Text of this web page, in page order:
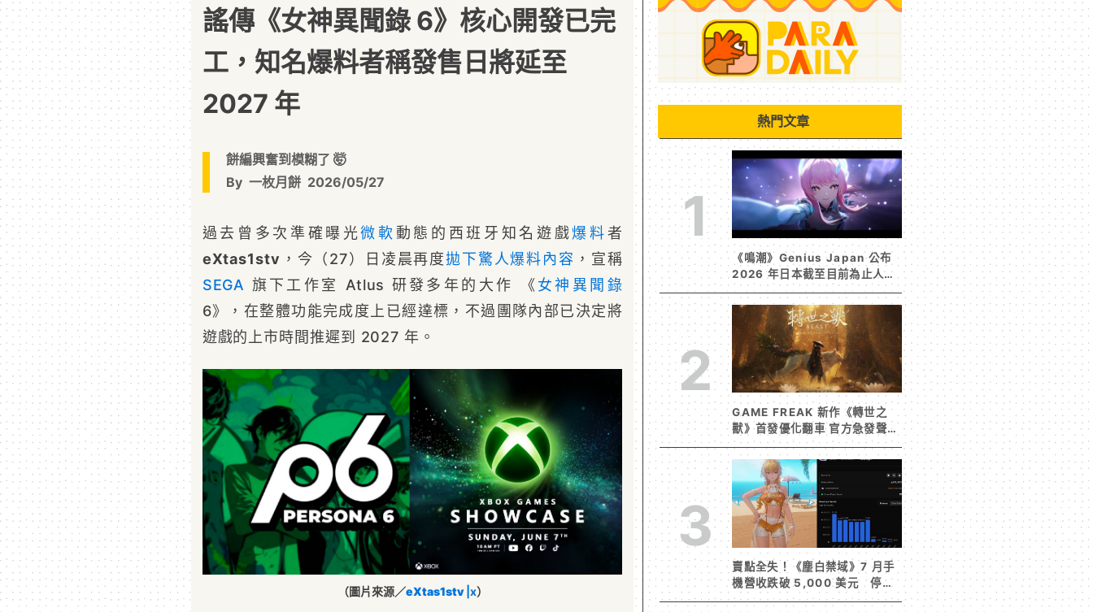
謠傳《女神異聞錄 6》核心開發已完
工，知名爆料者稱發售日將延至
2027 年
餅編興奮到模糊了 🤯
By 一枚月餅 2026/05/27
過去曾多次準確曝光微軟 動態的西班牙知名遊戲爆料者
eXtas1stv ，今（27）日凌晨再度拋下驚人爆料內容 ，宣稱
SEGA 旗下工作室 Atlus 研發多年的大作 《 女神異聞錄
6》，在整體功能完成度上已經達標，不過團隊內部已決定將
遊戲的上市時間推遲到 2027 年。
（圖片來源／eXtas1stv|x）
熱門文章
1
《鳴潮》Genius Japan 公布
2026 年日本截至目前為止人氣
歌單《遠航星的告別》&《自無
垠處歸航之星》入榜
2
GAME FREAK 新作《轉世之
獸》首發優化翻車 官方急發聲明
承諾提供大量更新彌補
3
賣點全失！《塵白禁域》7 月手
機營收跌破 5,000 美元 停服
整改後玩家大量流失